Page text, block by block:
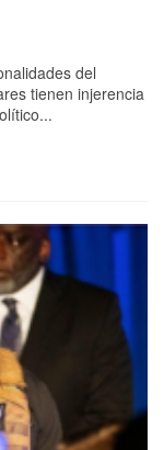
del
tienen injerencia